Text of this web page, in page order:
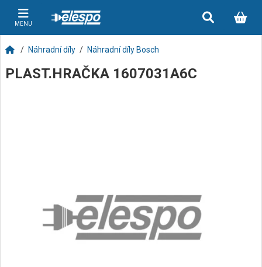
MENU
Náhradní díly Náhradní díly Bosch
PLAST.HRAČKA 1607031A6C